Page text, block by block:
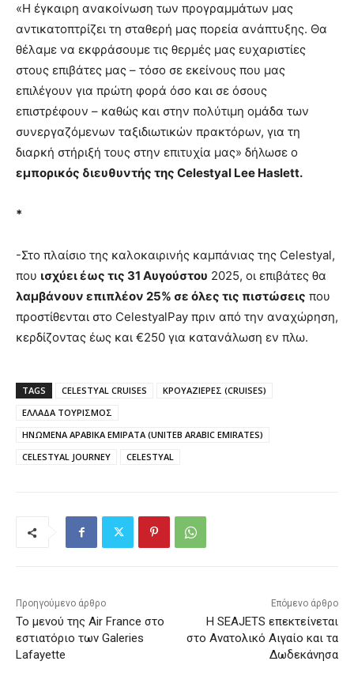
«Η έγκαιρη ανακοίνωση των προγραμμάτων μας
αντικατοπτρίζει τη σταθερή μας πορεία ανάπτυξης. Θα
θέλαμε να εκφράσουμε τις θερμές μας ευχαριστίες
στους επιβάτες μας – τόσο σε εκείνους που μας
επιλέγουν για πρώτη φορά όσο και σε όσους
επιστρέφουν – καθώς και στην πολύτιμη ομάδα των
συνεργαζόμενων ταξιδιωτικών πρακτόρων, για τη
διαρκή στήριξή τους στην επιτυχία μας» δήλωσε ο
εμπορικός διευθυντής της Celestyal Lee Haslett.
*
-Στο πλαίσιο της καλοκαιρινής καμπάνιας της Celestyal,
που ισχύειέως τις 31 Αυγούστου 2025, οι επιβάτες θα
λαμβάνουν επιπλέον 25% σε όλες τις πιστώσεις που
προστίθενται στο CelestyalPay πριν από την αναχώρηση,
κερδίζοντας έως και €250 για κατανάλωση εν πλω.
TAGS CELESTYAL CRUISES
ΚΡΟΥΑΖΙΕΡΕΣ (CRUISES)
ΕΛΛΑΔΑ ΤΟΥΡΙΣΜΟΣ
ΗΝΩΜΕΝΑ ΑΡΑΒΙΚΑ ΕΜΙΡΑΤΑ (UNITEB ARABIC EMIRATES)
CELESTYAL JOURNEY
CELESTYAL
Προηγούμενο άρθρο
Το μενού της Air France στο
εστιατόριο των Galeries
Lafayette
Επόμενο άρθρο
Η SEAJETS επεκτείνεται
στο Ανατολικό Αιγαίο και τα
Δωδεκάνησα